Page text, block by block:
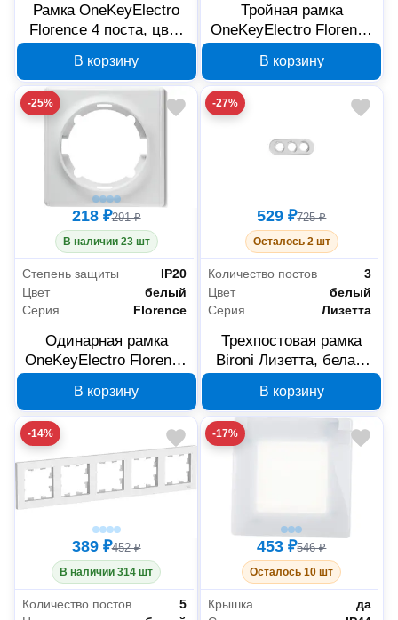
Рамка OneKeyElectro
Florence 4 поста, цвет
В корзину
Тройная рамка
OneKeyElectro Florence
В корзину
-25%
218 ₽291 ₽
В наличии 23 шт
Степень защиты
IP20
Цвет
белый
Серия
Florence
Одинарная рамка
OneKeyElectro Florence
В корзину
-27%
529 ₽725 ₽
Осталось 2 шт
Количество постов
3
Цвет
белый
Серия
Лизетта
Трехпостовая рамка
Bironi Лизетта, белая,
В корзину
-14%
389 ₽452 ₽
В наличии 314 шт
Количество постов
5
-17%
453 ₽546 ₽
Осталось 10 шт
Крышка
да